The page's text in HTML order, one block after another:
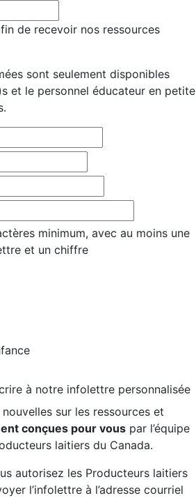
de recevoir nos ressources
sont seulement disponibles
et le personnel éducateur en petite
minimum, avec au moins une
et un chiffre
à notre infolettre personnalisée
sur les ressources et
conçues pour vous par l’équipe
laitiers du Canada.
autorisez les Producteurs laitiers
l’infolettre à l’adresse courriel